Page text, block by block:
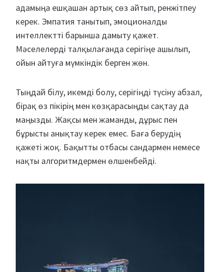
адамыңа ешқашан артық сөз айтып, ренжітпеу
керек. Эмпатия танытып, эмоционалды
интеллектті барынша дамыту қажет.
Мәселелерді талқылағанда серігіңе ашылып,
ойын айтуға мүмкіндік берген жөн.
Тыңдай білу, икемді болу, серігіңді түсіну абзал,
бірақ өз пікірің мен көзқарасыңды сақтау да
маңызды. Жақсы мен жаманды, дұрыс пен
бұрысты анықтау керек емес. Баға берудің
қажеті жоқ. Бақытты отбасы сандармен немесе
нақты алгоритмдермен өлшенбейді.